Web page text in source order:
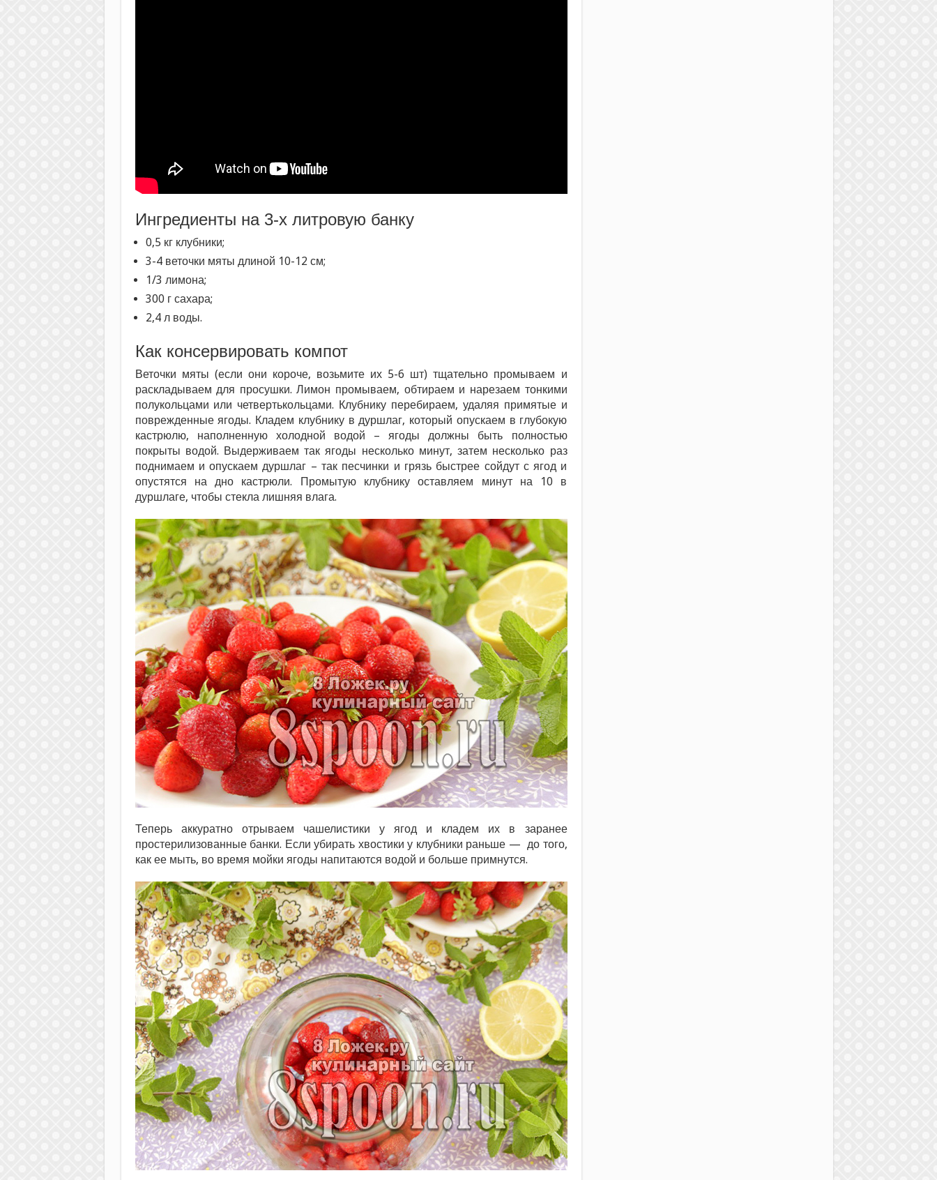
Ингредиенты на 3-х литровую банку
0,5 кг клубники;
3-4 веточки мяты длиной 10-12 см;
1/3 лимона;
300 г сахара;
2,4 л воды.
Как консервировать компот
Веточки мяты (если они короче, возьмите их 5-6 шт) тщательно промываем и
раскладываем для просушки. Лимон промываем, обтираем и нарезаем тонкими
полукольцами или четвертькольцами. Клубнику перебираем, удаляя примятые и
поврежденные ягоды. Кладем клубнику в дуршлаг, который опускаем в глубокую
кастрюлю, наполненную холодной водой – ягоды должны быть полностью
покрыты водой. Выдерживаем так ягоды несколько минут, затем несколько раз
поднимаем и опускаем дуршлаг – так песчинки и грязь быстрее сойдут с ягод и
опустятся на дно кастрюли. Промытую клубнику оставляем минут на 10 в
дуршлаге, чтобы стекла лишняя влага.
Теперь аккуратно отрываем чашелистики у ягод и кладем их в заранее
простерилизованные банки. Если убирать хвостики у клубники раньше — до того,
как ее мыть, во время мойки ягоды напитаются водой и больше примнутся.